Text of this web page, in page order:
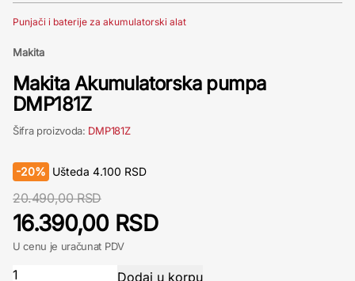
Punjači i baterije za akumulatorski alat
Makita
Makita Akumulatorska pumpa
DMP181Z
Šifra proizvoda: DMP181Z
-20% Ušteda 4.100 RSD
20.490,00 RSD
16.390,00 RSD
U cenu je uračunat PDV